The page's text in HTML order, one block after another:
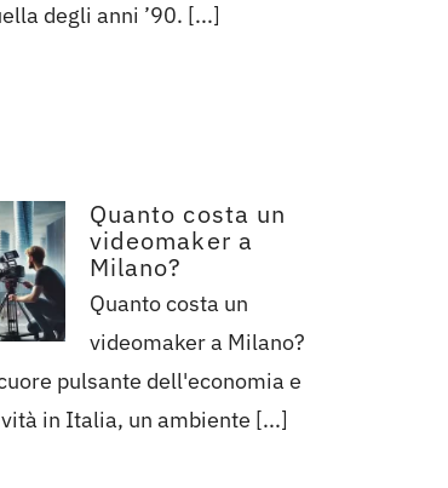
degli anni ’90. [...]
Quanto costa un
videomaker a
Milano?
Quanto costa un
videomaker a Milano?
pulsante dell'economia e
in Italia, un ambiente [...]